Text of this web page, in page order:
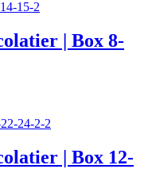
| Box 8-
| Box 12-